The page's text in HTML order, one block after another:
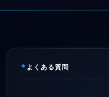
* よくある質問